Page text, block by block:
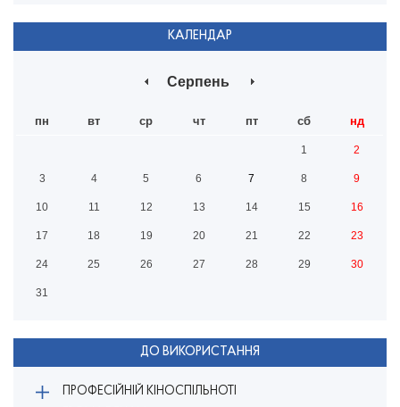
КАЛЕНДАР
Серпень
пн вт ср чт пт сб нд
1 2
3 4 5 6 7 8 9
10 11 12 13 14 15 16
17 18 19 20 21 22 23
24 25 26 27 28 29 30
31
ДО ВИКОРИСТАННЯ
ПРОФЕСІЙНІЙ КІНОСПІЛЬНОТІ